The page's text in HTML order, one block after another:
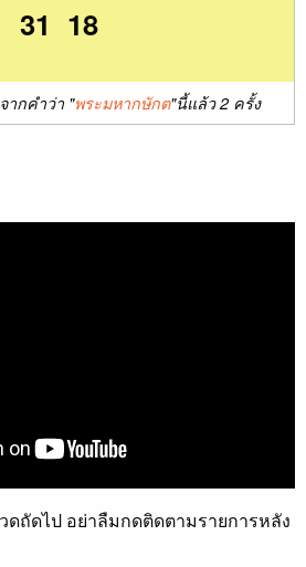
31 18
ากคำว่า "พระมหากษักต"นี้แล้ว 2 ครั้ง
ดถัดไป อย่าลืมกดติดตามรายการหลัง